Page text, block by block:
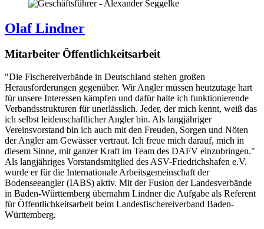
Olaf Lindner
Mitarbeiter Öffentlichkeitsarbeit
"Die Fischereiverbände in Deutschland stehen großen
Herausforderungen gegenüber. Wir Angler müssen heutzutage hart
für unsere Interessen kämpfen und dafür halte ich funktionierende
Verbandsstrukturen für unerlässlich. Jeder, der mich kennt, weiß das
ich selbst leidenschaftlicher Angler bin. Als langjähriger
Vereinsvorstand bin ich auch mit den Freuden, Sorgen und Nöten
der Angler am Gewässer vertraut. Ich freue mich darauf, mich in
diesem Sinne, mit ganzer Kraft im Team des DAFV einzubringen."
Als langjähriges Vorstandsmitglied des ASV-Friedrichshafen e.V.
wurde er für die Internationale Arbeitsgemeinschaft der
Bodenseeangler (IABS) aktiv. Mit der Fusion der Landesverbände
in Baden-Württemberg übernahm Lindner die Aufgabe als Referent
für Öffentlichkeitsarbeit beim Landesfischereiverband Baden-
Württemberg.